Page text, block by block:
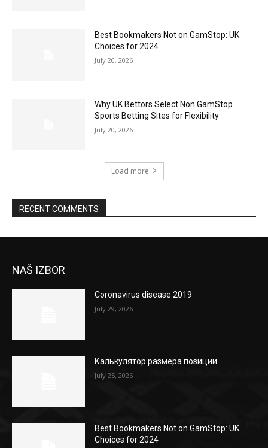
Best Bookmakers Not on GamStop: UK
Choices for 2024
July 20, 2026
Why UK Bettors Select Non GamStop
Sports Betting Sites for Flexibility
July 20, 2026
Load more
RECENT COMMENTS
NAŠ IZBOR
Coronavirus disease 2019
July 29, 2026
Калькулятор размера позиции
July 25, 2026
Best Bookmakers Not on GamStop: UK
Choices for 2024